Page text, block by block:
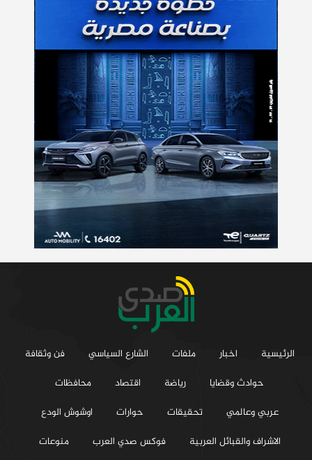
الرئيسية اخبار ملفات الشارع السياسي
فن وثقافة
حوادث وقضايا
رياضة اقتصاد
محافظات
عربي وعالمي
تحقيقات حوارات
اوشوش الودع
الاشراف والقبائل العربية
فوكس صدي العرب منوعات